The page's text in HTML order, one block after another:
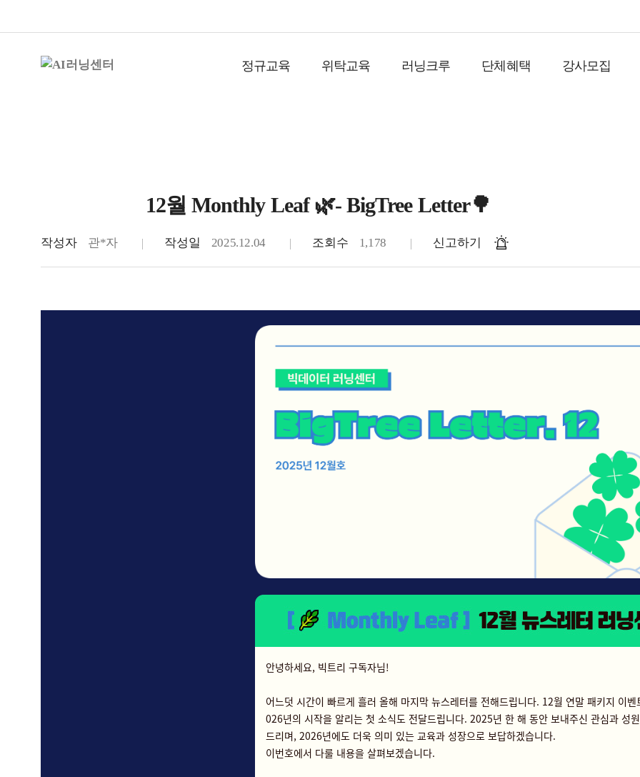
정규교육 위탁교육 러닝크루 단체혜택 강사모집
12월 Monthly Leaf 🌿- BigTree Letter🌳
작성자 관*자 작성일 2025.12.04 조회수 1,178 신고하기
안녕하세요, 빅트리 구독자님!
어느덧 시간이 빠르게 흘러 올해 마지막 뉴스레터를 전해드립니다. 12월 연말 패키지 이벤
026년의 시작을 알리는 첫 소식도 전달드립니다. 2025년 한 해 동안 보내주신 관심과 성
드리며, 2026년에도 더욱 의미 있는 교육과 성장으로 보답하겠습니다.
이번호에서 다룰 내용을 살펴보겠습니다.